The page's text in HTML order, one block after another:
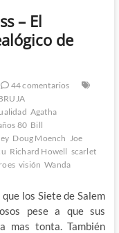
– El
de
44 comentarios
Agatha
80 Bill
Doug Moench Joe
Richard Howell scarlet
visión Wanda
los Siete de Salem
pese a que sus
mas tonta. También